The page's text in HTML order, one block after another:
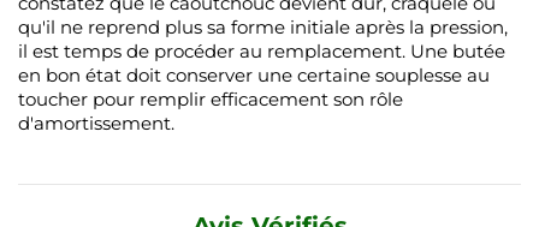
qu'il ne reprend plus sa forme initiale après la pression,
il est temps de procéder au remplacement. Une butée
en bon état doit conserver une certaine souplesse au
toucher pour remplir efficacement son rôle
d'amortissement.